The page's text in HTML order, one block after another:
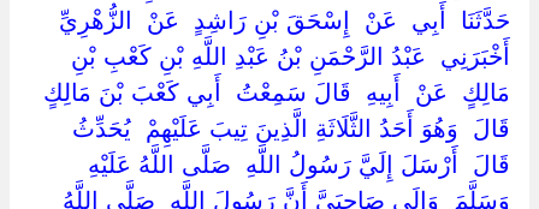
حَدَّثَنَا ‏ ‏أَبِي ‏ ‏عَنْ ‏ ‏إِسْحَقَ بْنِ رَاشِدٍ ‏ ‏عَنْ ‏ ‏الزُّهْرِيِّ ‏
‏أَخْبَرَنِي ‏ ‏عَبْدُ الرَّحْمَنِ بْنُ عَبْدِ اللَّهِ بْنِ كَعْبِ بْنِ
مَالِكٍ ‏ ‏عَنْ ‏ ‏أَبِيهِ ‏ ‏قَالَ سَمِعْتُ ‏ ‏أَبِي كَعْبَ بْنَ مَالِكٍ ‏
‏قَالَ ‏ ‏وَهُوَ أَحَدُ الثَّلَاثَةِ الَّذِينَ تِيبَ عَلَيْهِمْ ‏ ‏يُحَدِّثُ
قَالَ ‏ ‏أَرْسَلَ إِلَيَّ رَسُولُ اللَّهِ ‏ ‏صَلَّى اللَّهُ عَلَيْهِ
وَسَلَّمَ ‏ ‏وَإِلَى صَاحِبَيَّ أَنَّ رَسُولَ اللَّهِ ‏ ‏صَلَّى اللَّهُ